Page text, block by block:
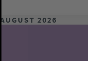
AUGUST 2026